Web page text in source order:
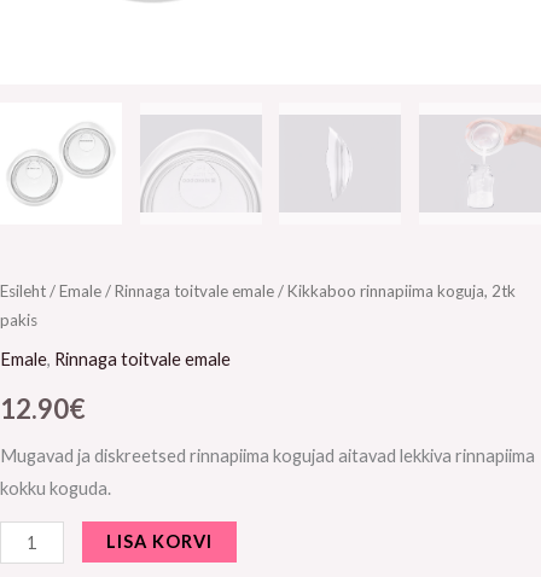
Esileht/Emale/Rinnaga toitvale emale/ Kikkaboo rinnapiima koguja, 2tk
pakis
Emale, Rinnaga toitvale emale
12.90€
Mugavad ja diskreetsed rinnapiima kogujad aitavad lekkiva rinnapiima
kokku koguda.
LISA KORVI